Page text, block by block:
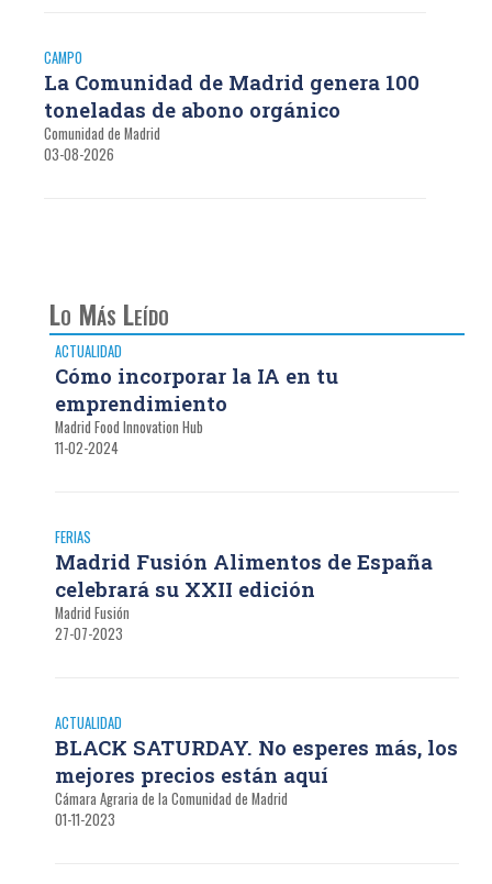
CAMPO
La Comunidad de Madrid genera 100
toneladas de abono orgánico
Comunidad de Madrid
03-08-2026
Lo Más Leído
ACTUALIDAD
Cómo incorporar la IA en tu
emprendimiento
Madrid Food Innovation Hub
11-02-2024
FERIAS
Madrid Fusión Alimentos de España
celebrará su XXII edición
Madrid Fusión
27-07-2023
ACTUALIDAD
BLACK SATURDAY. No esperes más, los
mejores precios están aquí
Cámara Agraria de la Comunidad de Madrid
01-11-2023